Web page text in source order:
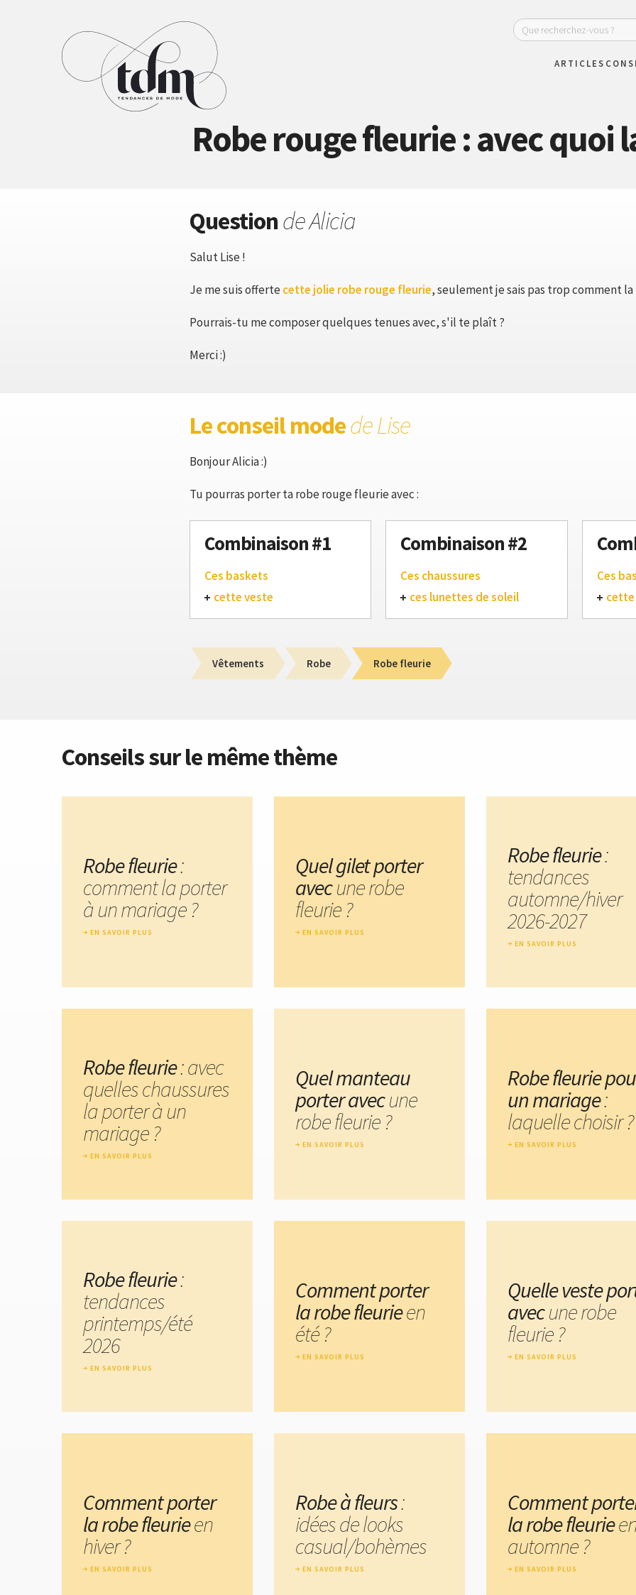
ARTICLES
Robe rouge fleurie : avec quoi
Questionde Alicia
Salut Lise !
Je me suis offerte cette jolie robe rouge fleurie, seulement je sais pas trop comment
Pourrais-tu me composer quelques tenues avec, s'il te plaît ?
Merci :)
Le conseil modede Lise
Bonjour Alicia :)
Tu pourras porter ta robe rouge fleurie avec :
Combinaison #1
Ces baskets
cette veste
Combinaison #2
Ces chaussures
ces lunettes de soleil
Ces
Vêtements Robe Robe fleurie
Conseils sur le même thème
Robe fleurie:
comment la porter
à un mariage ?
EN SAVOIR PLUS
Quel gilet porter
avecune robe
fleurie ?
EN SAVOIR PLUS
Robe fleurie:
tendances
automne/hiver
2026-2027
EN SAVOIR PLUS
Robe fleurie: avec
quelles chaussures
la porter à un
mariage ?
EN SAVOIR PLUS
Quel manteau
porter avecune
robe fleurie ?
EN SAVOIR PLUS
Robe fleurie
un mariage:
laquelle choisir ?
EN SAVOIR PLUS
Robe fleurie:
tendances
printemps/été
2026
EN SAVOIR PLUS
Comment porter
la robe fleurieen
été ?
EN SAVOIR PLUS
Quelle veste
avecune robe
fleurie ?
EN SAVOIR PLUS
Comment porter
la robe fleurieen
hiver ?
EN SAVOIR PLUS
Robe à fleurs:
idées de looks
casual/bohèmes
EN SAVOIR PLUS
Comment
la robe fleurie
automne ?
EN SAVOIR PLUS